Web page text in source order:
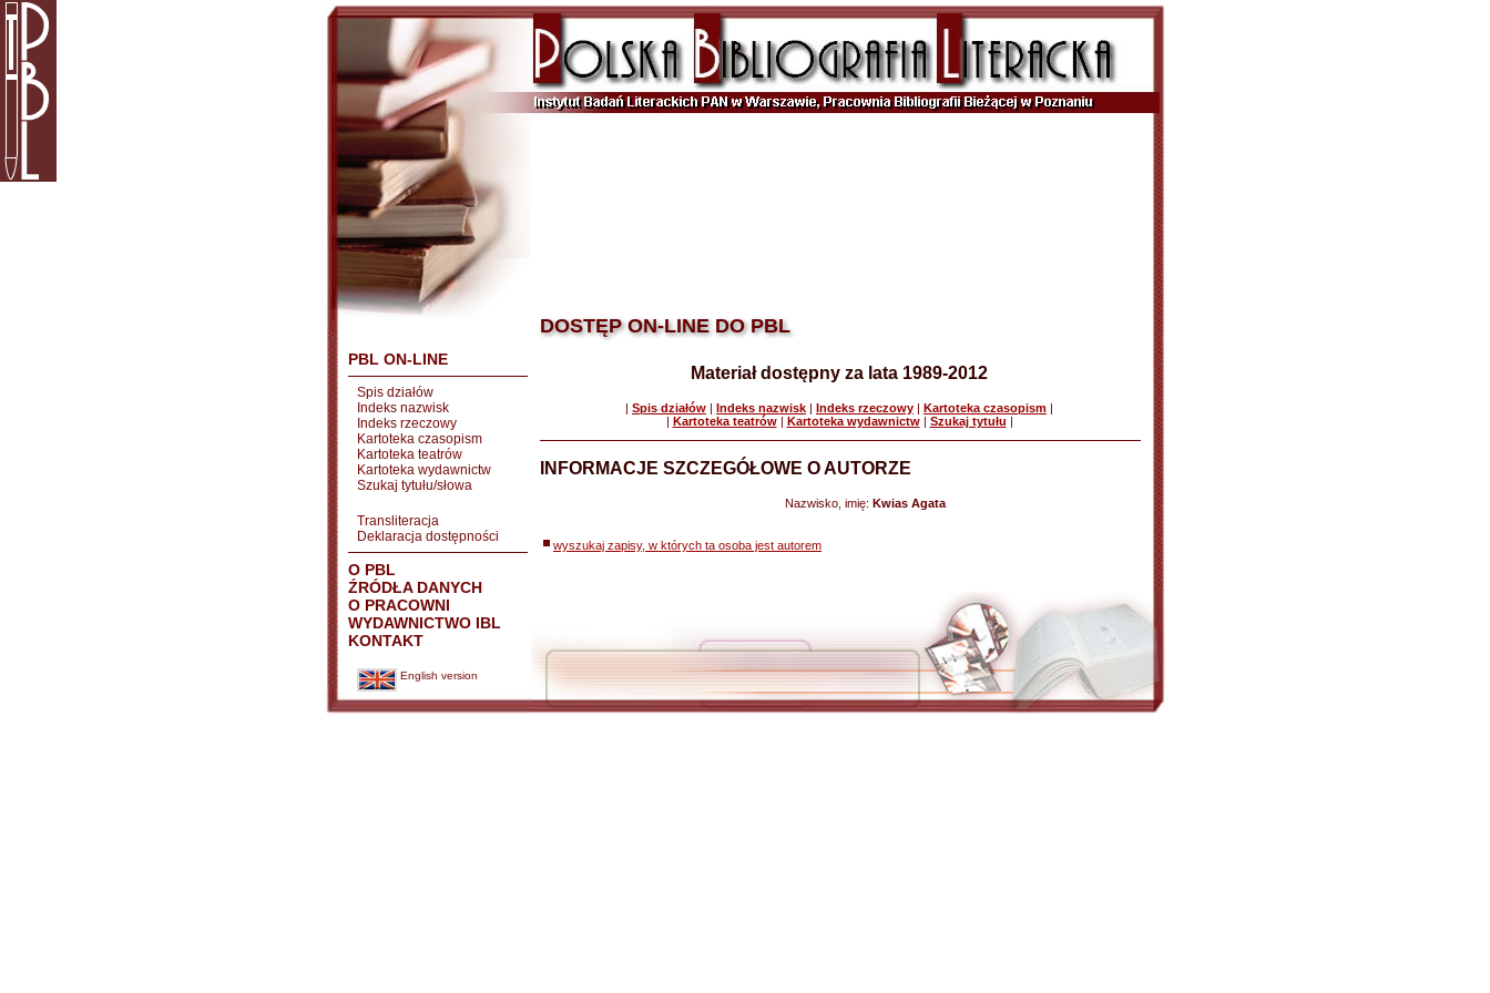
PBL ON-LINE
Spis działów
Indeks nazwisk
Indeks rzeczowy
Kartoteka czasopism
Kartoteka teatrów
Kartoteka wydawnictw
Szukaj tytułu/słowa
Transliteracja
Deklaracja dostępności
O PBL
ŹRÓDŁA DANYCH
O PRACOWNI
WYDAWNICTWO IBL
KONTAKT
English version
DOSTĘP ON-LINE DO PBL
Materiał dostępny za lata 1989-2012
| Spis działów | Indeks nazwisk | Indeks rzeczowy | Kartoteka czasopism |
| Kartoteka teatrów| Kartoteka wydawnictw| Szukaj tytułu |
INFORMACJE SZCZEGÓŁOWE O AUTORZE
Nazwisko, imię: Kwias Agata
wyszukaj zapisy, w których ta osoba jest autorem